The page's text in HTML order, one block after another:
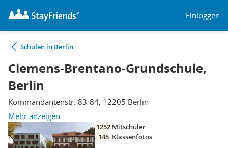
Einloggen
Schulen in Berlin
Clemens-Brentano-Grundschule,
Berlin
Kommandantenstr. 83-84, 12205 Berlin
Mehr anzeigen
1252 Mitschüler
145 Klassenfotos